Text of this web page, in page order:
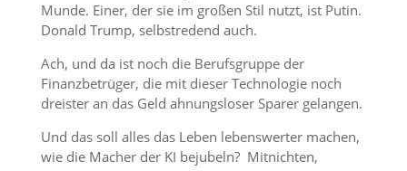
Munde. Einer, der sie im großen Stil nutzt, ist Putin.
Donald Trump, selbstredend auch.
Ach, und da ist noch die Berufsgruppe der
Finanzbetrüger, die mit dieser Technologie noch
dreister an das Geld ahnungsloser Sparer gelangen.
Und das soll alles das Leben lebenswerter machen,
wie die Macher der KI bejubeln? Mitnichten,